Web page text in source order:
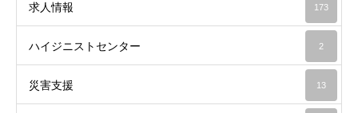
求人情報 173
ハイジニストセンター 2
災害支援 13